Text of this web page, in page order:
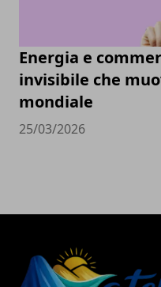
Energia e
invisibile che
mondiale
25/03/2026